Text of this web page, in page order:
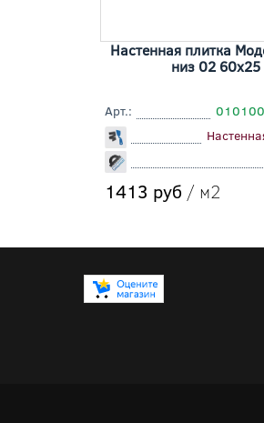
Настенная плитка
низ 02 60x25
Арт.:
1413 руб / м2